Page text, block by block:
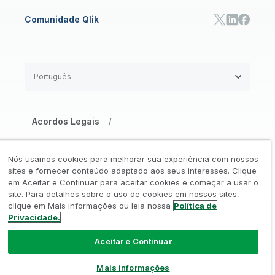
Comunidade Qlik
Acordos Legais /
Marcas Registradas / Confiança /
Termos de Uso /
Não compartilhe minhas informações
© 1993-2026 QlikTech International
AB, Todos os direitos reservados
Português
Nós usamos cookies para melhorar sua experiência com nossos
sites e fornecer conteúdo adaptado aos seus interesses. Clique
em Aceitar e Continuar para aceitar cookies e começar a usar o
site. Para detalhes sobre o uso de cookies em nossos sites,
clique em Mais informações ou leia nossa Política de
Privacidade.
Aceitar e Continuar
Mais informações